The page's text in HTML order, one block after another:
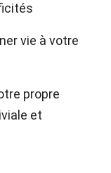
vie à votre
propre
et